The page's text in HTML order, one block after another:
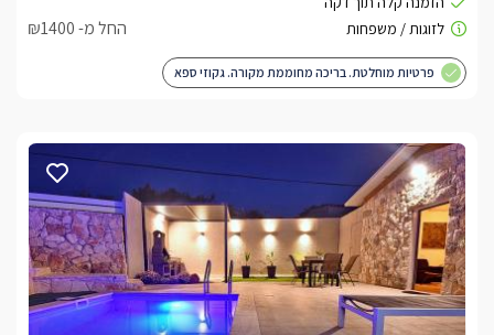
החל מ- ₪1400
פרטיות מוחלטת. בריכה מחוממת מקורה. גקוזי ספא